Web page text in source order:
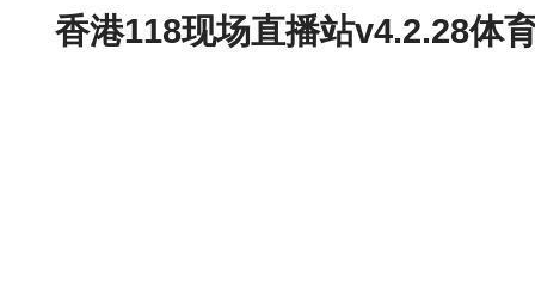
香港118现场直播站v4.2.28体